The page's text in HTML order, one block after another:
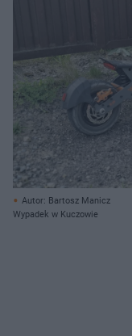
Autor: Bartosz Manicz
Wypadek w Kuczowie